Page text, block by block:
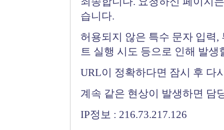
습니다.
허용되지 않은 특수 문자 입력
트 실행 시도 등으로 인해 발생
URL이 정확하다면 잠시 후 다
계속 같은 현상이 발생하면 담
IP정보 : 216.73.217.126